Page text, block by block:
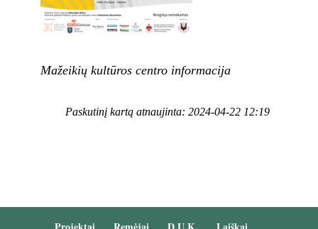
Mažeikių kultūros centro informacija
Paskutinį kartą atnaujinta: 2024-04-22 12:19